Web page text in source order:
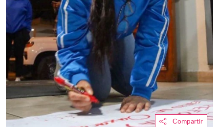
Compartir